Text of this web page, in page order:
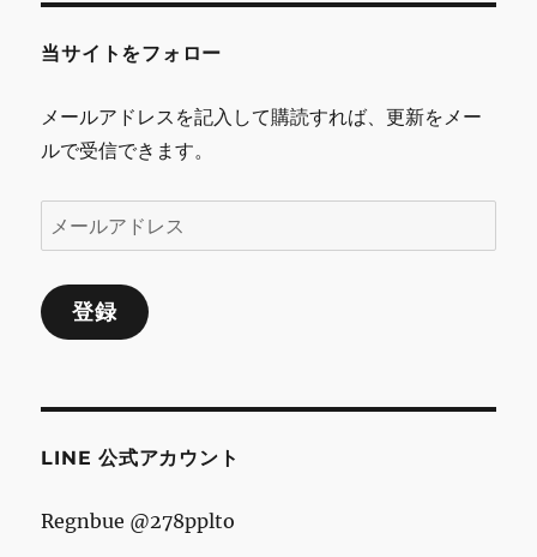
ス
当サイトをフォロー
メールアドレスを記入して購読すれば、更新をメー
ルで受信できます。
ー
ル
ア
ス
登録
LINE 公式アカウント
Regnbue @278pplto